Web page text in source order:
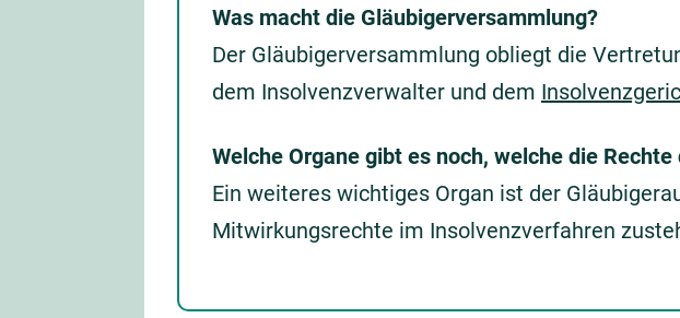
Was macht die Gläubigerversammlung?
Der Gläubigerversammlung obliegt die
dem Insolvenzverwalter und dem
Welche Organe gibt es noch, welche die
Ein weiteres wichtiges Organ ist der
Mitwirkungsrechte im Insolvenzverfahren